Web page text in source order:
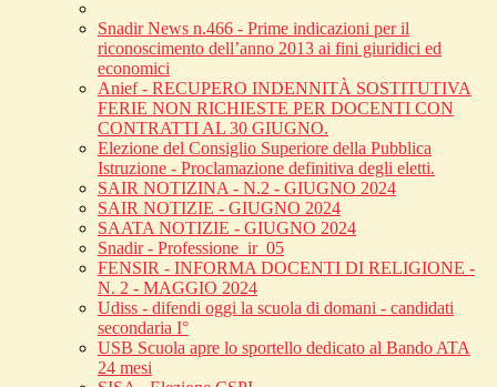
Snadir News n.466 - Prime indicazioni per il
riconoscimento dell’anno 2013 ai fini giuridici ed
economici
Anief - RECUPERO INDENNITÀ SOSTITUTIVA
FERIE NON RICHIESTE PER DOCENTI CON
CONTRATTI AL 30 GIUGNO.
Elezione del Consiglio Superiore della Pubblica
Istruzione - Proclamazione definitiva degli eletti.
SAIR NOTIZINA - N.2 - GIUGNO 2024
SAIR NOTIZIE - GIUGNO 2024
SAATA NOTIZIE - GIUGNO 2024
Snadir - Professione_ir_05
FENSIR - INFORMA DOCENTI DI RELIGIONE -
N. 2 - MAGGIO 2024
Udiss - difendi oggi la scuola di domani - candidati
secondaria I°
USB Scuola apre lo sportello dedicato al Bando ATA
24 mesi